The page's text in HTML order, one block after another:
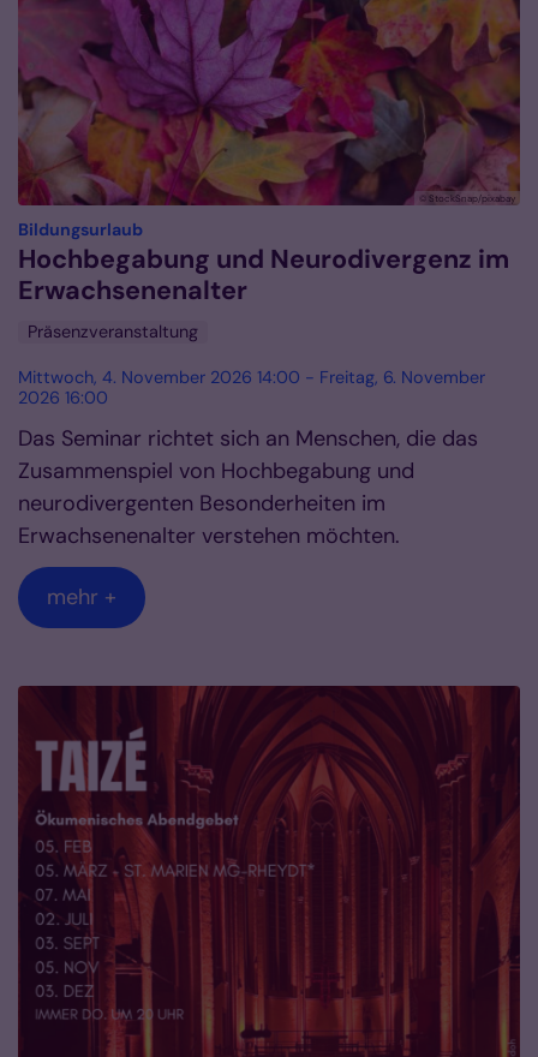
© StockSnap/pixabay
Bildungsurlaub:
Hochbegabung und Neurodivergenz im
Erwachsenenalter
Präsenzveranstaltung
Mittwoch, 4. November 2026 14:00 - Freitag, 6. November
2026 16:00
Das Seminar richtet sich an Menschen, die das
Zusammenspiel von Hochbegabung und
neurodivergenten Besonderheiten im
Erwachsenenalter verstehen möchten.
mehr +